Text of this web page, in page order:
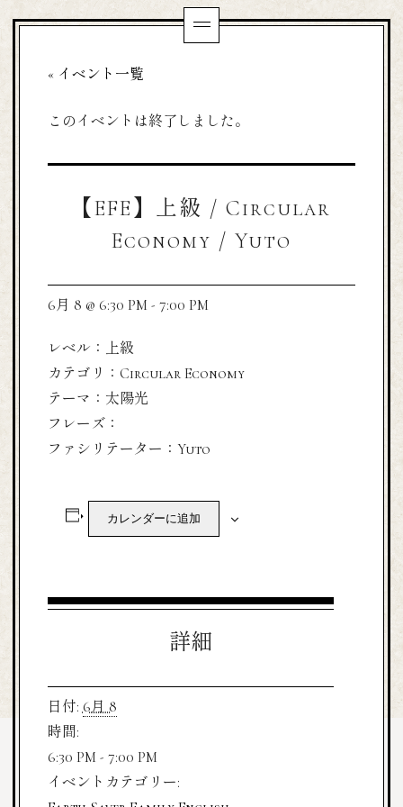
« イベント一覧
このイベントは終了しました。
【EFE】上級 / Circular
Economy / Yuto
6月 8 @ 6:30 PM - 7:00 PM
レベル：上級
カテゴリ：Circular Economy
テーマ：太陽光
フレーズ：
ファシリテーター：Yuto
カレンダーに追加
詳細
日付: 6月 8
時間:
6:30 PM - 7:00 PM
イベントカテゴリー: